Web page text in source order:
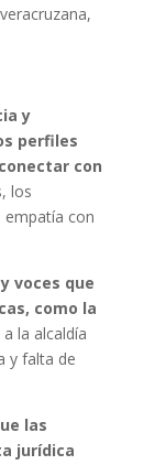
y
perfiles
con
los
empatía con
voces que
como la
a la alcaldía
y falta de
las
jurídica